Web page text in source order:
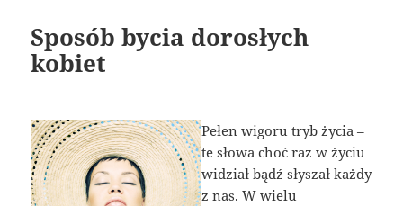
Sposób bycia dorosłych
kobiet
Pełen wigoru tryb życia –
te słowa choć raz w życiu
widział bądź słyszał każdy
z nas. W wielu